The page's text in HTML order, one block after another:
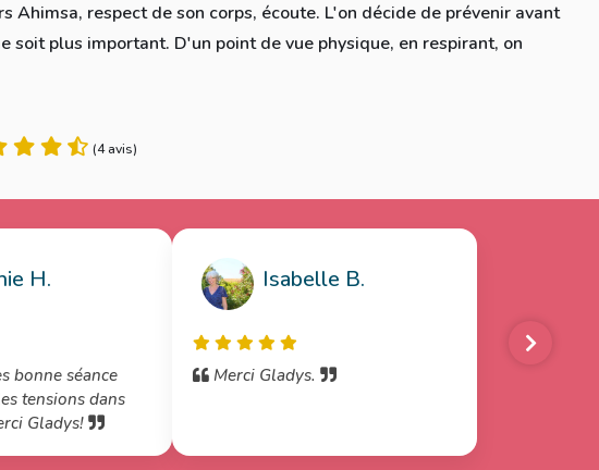
Ahimsa, respect de son corps, écoute. L'on décide de prévenir avant
soit plus important. D'un point de vue physique, en respirant, on
(4 avis)
H.
bonne séance
tensions dans
Gladys!
Isabelle B.
Merci Gladys.